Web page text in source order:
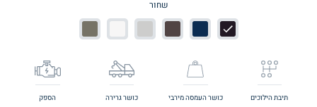
שחור
תיבת הילוכים כושר העמסה מירבי כושר גרירה הספק